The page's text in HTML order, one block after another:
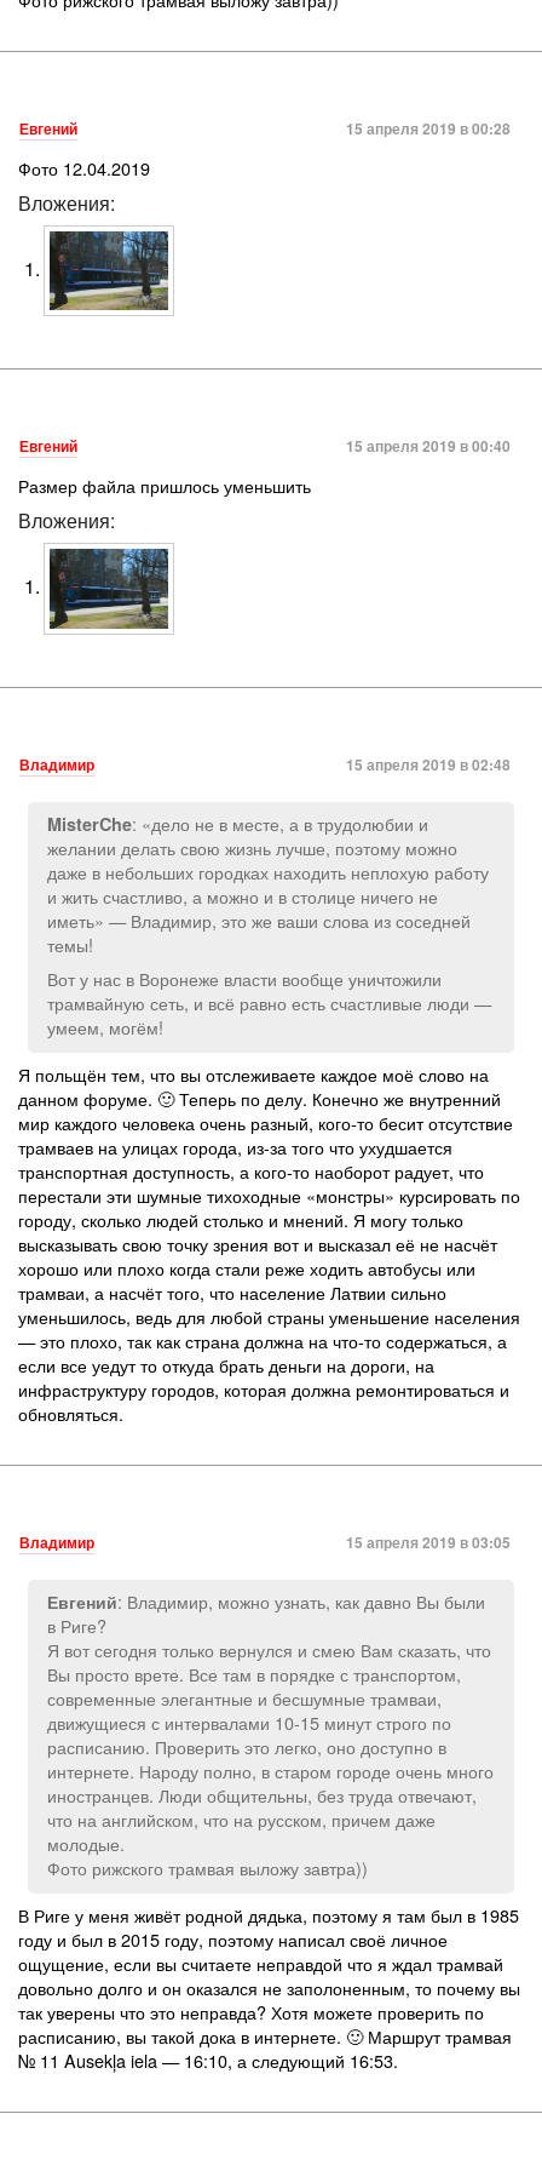
Евгений 15 апреля 2019 в 00:28
Фото 12.04.2019
Вложения:
Евгений 15 апреля 2019 в 00:40
Размер файла пришлось уменьшить
Вложения:
Владимир 15 апреля 2019 в 02:48
MisterChe: «дело не в месте, а в трудолюбии и
желании делать свою жизнь лучше, поэтому можно
даже в небольших городках находить неплохую работу
и жить счастливо, а можно и в столице ничего не
иметь» — Владимир, это же ваши слова из соседней
темы!
Вот у нас в Воронеже власти вообще уничтожили
трамвайную сеть, и всё равно есть счастливые люди —
умеем, могём!
Я польщён тем, что вы отслеживаете каждое моё слово на
данном форуме. 🙂 Теперь по делу. Конечно же внутренний
мир каждого человека очень разный, кого-то бесит отсутствие
трамваев на улицах города, из-за того что ухудшается
транспортная доступность, а кого-то наоборот радует, что
перестали эти шумные тихоходные «монстры» курсировать по
городу, сколько людей столько и мнений. Я могу только
высказывать свою точку зрения вот и высказал её не насчёт
хорошо или плохо когда стали реже ходить автобусы или
трамваи, а насчёт того, что население Латвии сильно
уменьшилось, ведь для любой страны уменьшение населения
— это плохо, так как страна должна на что-то содержаться, а
если все уедут то откуда брать деньги на дороги, на
инфраструктуру городов, которая должна ремонтироваться и
обновляться.
Владимир 15 апреля 2019 в 03:05
Евгений: Владимир, можно узнать, как давно Вы были
в Риге?
Я вот сегодня только вернулся и смею Вам сказать, что
Вы просто врете. Все там в порядке с транспортом,
современные элегантные и бесшумные трамваи,
движущиеся с интервалами 10-15 минут строго по
расписанию. Проверить это легко, оно доступно в
интернете. Народу полно, в старом городе очень много
иностранцев. Люди общительны, без труда отвечают,
что на английском, что на русском, причем даже
молодые.
Фото рижского трамвая выложу завтра))
В Риге у меня живёт родной дядька, поэтому я там был в 1985
году и был в 2015 году, поэтому написал своё личное
ощущение, если вы считаете неправдой что я ждал трамвай
довольно долго и он оказался не заполоненным, то почему вы
так уверены что это неправда? Хотя можете проверить по
расписанию, вы такой дока в интернете. 🙂 Маршрут трамвая
№ 11 Ausekļa iela — 16:10, а следующий 16:53.